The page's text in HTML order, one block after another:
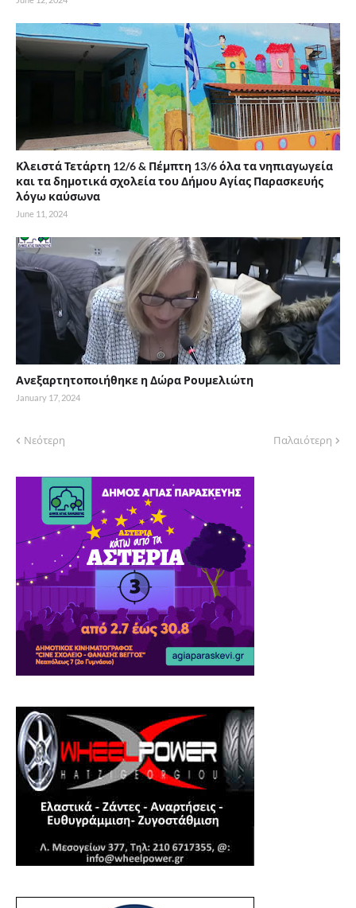
Κλειστά Τετάρτη 12/6 & Πέμπτη 13/6 όλα τα νηπιαγωγεία
και τα δημοτικά σχολεία του Δήμου Αγίας Παρασκευής
λόγω καύσωνα
June 11, 2024
Ανεξαρτητοποιήθηκε η Δώρα Ρουμελιώτη
January 17, 2024
Νεότερη Παλαιότερη